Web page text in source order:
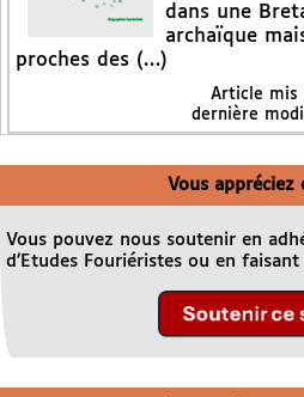
dans une
archaïque
proches des (…)
Article mis
dernière
Vous appréciez
Vous pouvez nous soutenir en
d’Etudes Fouriéristes ou en